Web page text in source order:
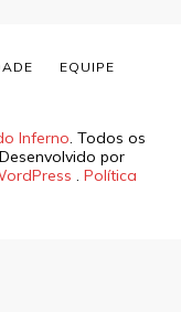
Inferno. Todos os
por
. Política
EQUIPE